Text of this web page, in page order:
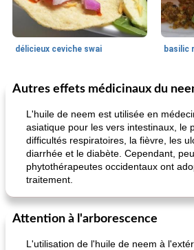
délicieux ceviche swai basilic
65min
Déjeuner / Snacks
pois chiches rôtis aux épices
Autres effets médicinaux du
L'huile de neem est utilisée en
asiatique pour les vers intestinaux, le
difficultés respiratoires, la fièvre, les
diarrhée et le diabète. Cependant,
phytothérapeutes occidentaux ont
traitement.
Attention à l'arborescence
L'utilisation de l'huile de neem à